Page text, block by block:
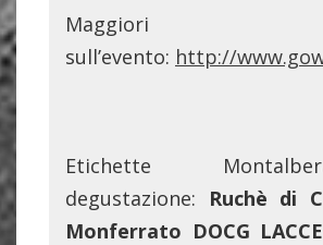
Maggiori
sull’evento: http://
Etichette
degustazione: Ruchè di
Monferrato DOCG